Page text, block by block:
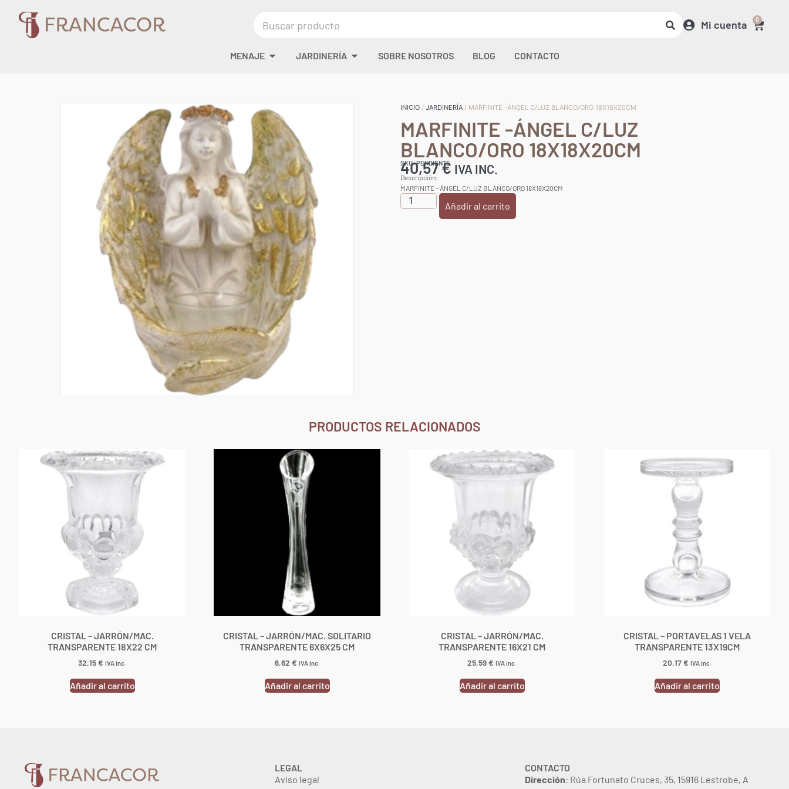
Mi cuenta 0
MENAJE JARDINERÍA SOBRE NOSOTROS BLOG CONTACTO
INICIO / JARDINERÍA / MARFINITE -ÁNGEL C/LUZ BLANCO/ORO 18X18X20CM
MARFINITE -ÁNGEL C/LUZ
BLANCO/ORO 18X18X20CM
SKU: PENDIENTE
40,57€ IVA INC.
Descripción:
MARFINITE – ÁNGEL C/LUZ BLANCO/ORO 18X18X20CM
Añadir al carrito
PRODUCTOS RELACIONADOS
CRISTAL – JARRÓN/MAC.
TRANSPARENTE 18X22 CM
32,15€ IVA inc.
Añadir al carrito
CRISTAL – JARRÓN/MAC. SOLITARIO
TRANSPARENTE 6X6X25 CM
6,62 € IVA inc.
Añadir al carrito
CRISTAL – JARRÓN/MAC.
TRANSPARENTE 16X21 CM
25,59€ IVA inc.
Añadir al carrito
CRISTAL – PORTAVELAS 1 VELA
TRANSPARENTE 13X19CM
20,17€ IVA inc.
Añadir al carrito
LEGAL
Aviso legal
CONTACTO
Dirección: Rúa Fortunato Cruces, 35, 15916 Lestrobe, A